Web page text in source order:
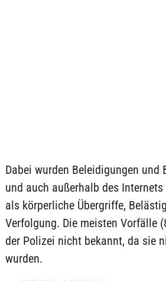
Dabei wurden Beleidigungen und
und auch außerhalb des
als körperliche Übergriffe,
Verfolgung. Die meisten Vorfälle
der Polizei nicht bekannt, da sie
wurden.